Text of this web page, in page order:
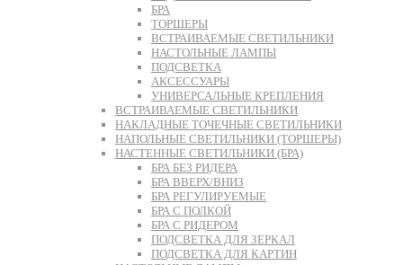
БРА
ТОРШЕРЫ
ВСТРАИВАЕМЫЕ СВЕТИЛЬНИКИ
НАСТОЛЬНЫЕ ЛАМПЫ
ПОДСВЕТКА
АКСЕССУАРЫ
УНИВЕРСАЛЬНЫЕ КРЕПЛЕНИЯ
ВСТРАИВАЕМЫЕ СВЕТИЛЬНИКИ
НАКЛАДНЫЕ ТОЧЕЧНЫЕ СВЕТИЛЬНИКИ
НАПОЛЬНЫЕ СВЕТИЛЬНИКИ (ТОРШЕРЫ)
НАСТЕННЫЕ СВЕТИЛЬНИКИ (БРА)
БРА БЕЗ РИДЕРА
БРА ВВЕРХ/ВНИЗ
БРА РЕГУЛИРУЕМЫЕ
БРА С ПОЛКОЙ
БРА С РИДЕРОМ
ПОДСВЕТКА ДЛЯ ЗЕРКАЛ
ПОДСВЕТКА ДЛЯ КАРТИН